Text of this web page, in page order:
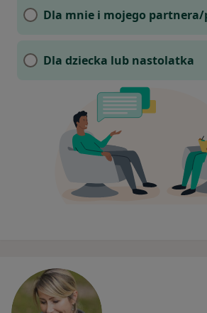
Dla mnie i mojego
Dla dziecka lub nastolatka